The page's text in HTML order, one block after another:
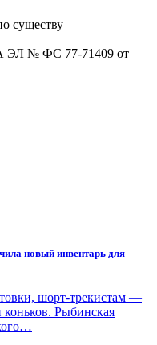
существу
ЭЛ № ФС 77-71409 от
новый инвентарь для
шорт-трекистам —
коньков. Рыбинская